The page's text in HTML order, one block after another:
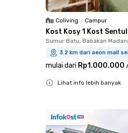
Coliving • Campur
Kost Kosy 1 Kost
Sumur Batu, Babakan
3.2 km dari aeon mall
mulai dari Rp1.000.000
Lihat info lebih banyak